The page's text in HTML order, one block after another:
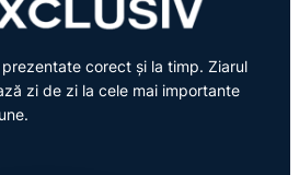
prezentate corect și la timp. Ziarul
zi de zi la cele mai importante